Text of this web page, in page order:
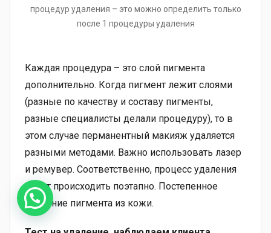
процедур удаления – это можно определить только
после 1 процедуры удаления
Каждая процедура – это слой пигмента
дополнительно. Когда пигмент лежит слоями
(разные по качеству и составу пигменты,
разные специалисты делали процедуру), то в
этом случае перманентный макияж удаляется
разными методами. Важно использовать лазер
и ремувер. Соответственно, процесс удаления
будет происходить поэтапно. Постепенное
удаление пигмента из кожи.